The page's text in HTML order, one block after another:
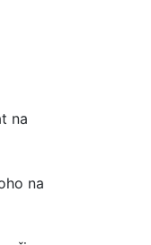
na
na